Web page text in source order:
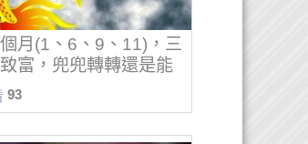
月(1、6、9、11)，三
富，兜兜轉轉還是能
93